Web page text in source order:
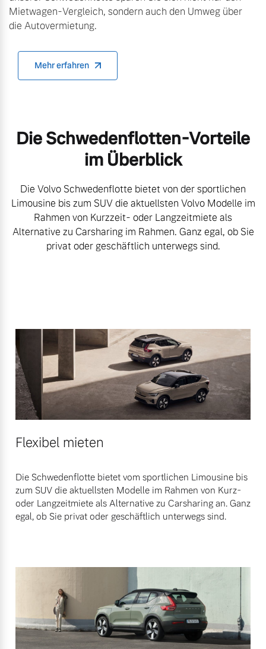
Mietwagen-Vergleich, sondern auch den Umweg über
die Autovermietung.
Mehr erfahren
Die Schwedenflotten-Vorteile
im Überblick
Die Volvo Schwedenflotte bietet von der sportlichen
Limousine bis zum SUV die aktuellsten Volvo Modelle im
Rahmen von Kurzzeit- oder Langzeitmiete als
Alternative zu Carsharing im Rahmen. Ganz egal, ob Sie
privat oder geschäftlich unterwegs sind.
Flexibel mieten
Die Schwedenflotte bietet vom sportlichen Limousine bis
zum SUV die aktuellsten Modelle im Rahmen von Kurz-
oder Langzeitmiete als Alternative zu Carsharing an. Ganz
egal, ob Sie privat oder geschäftlich unterwegs sind.